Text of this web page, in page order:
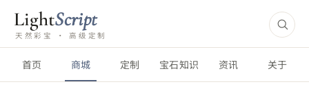
LightScript
天然彩宝 · 高级定制
首页 商城 定制 宝石知识 资讯 关于